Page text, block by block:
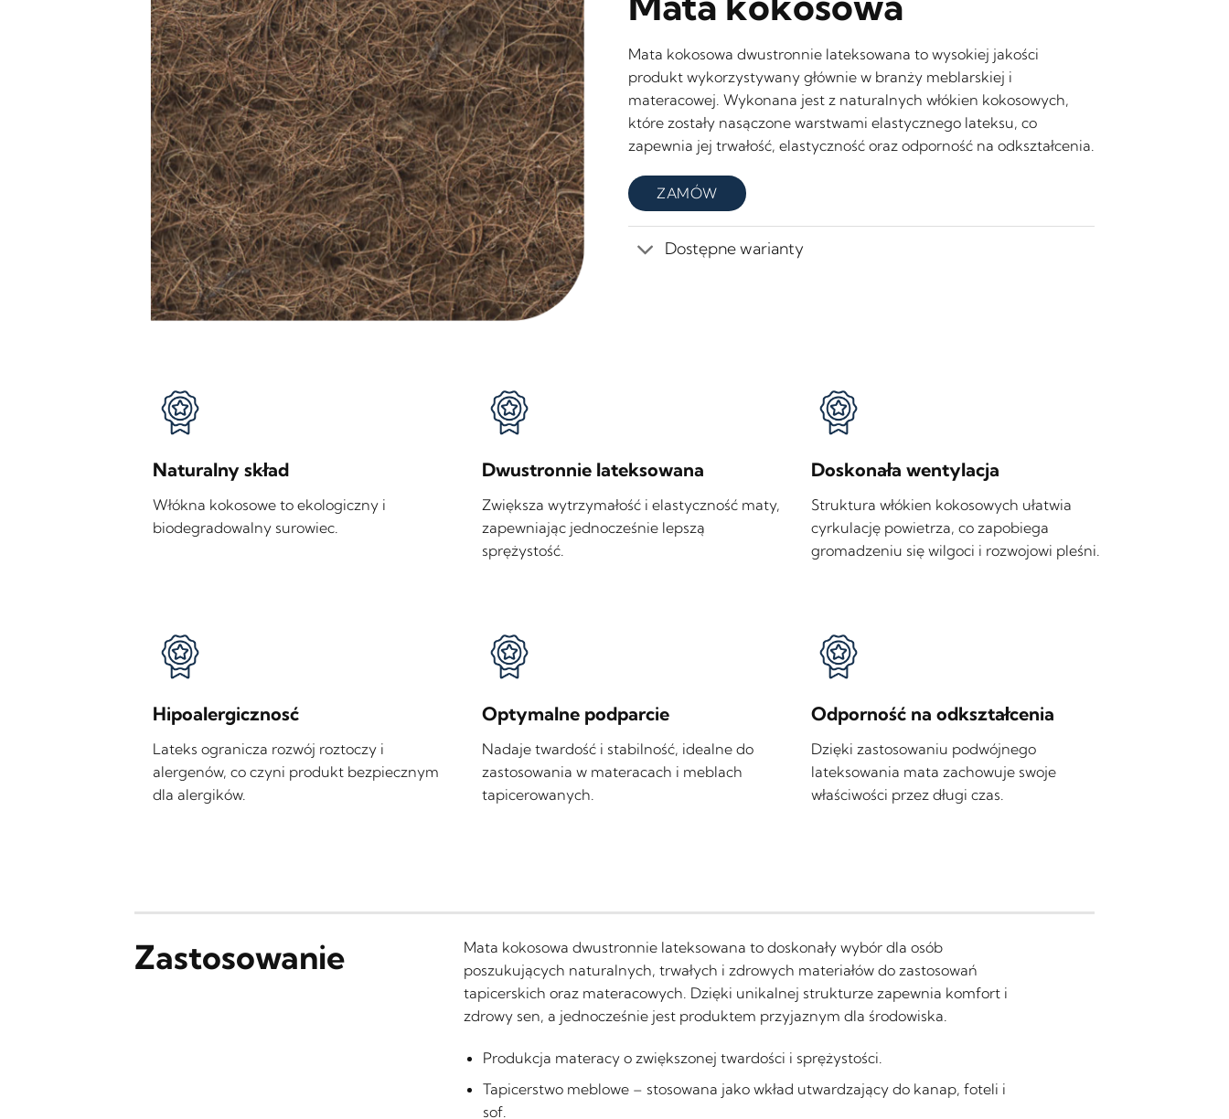
Mata kokosowa dwustronnie lateksowana to wysokiej jakości
produkt wykorzystywany głównie w branży meblarskiej i
materacowej. Wykonana jest z naturalnych włókien kokosowych,
które zostały nasączone warstwami elastycznego lateksu, co
zapewnia jej trwałość, elastyczność oraz odporność na odkształcenia.
ZAMÓW
Dostępne warianty
Naturalny skład
Włókna kokosowe to ekologiczny i
biodegradowalny surowiec.
Dwustronnie lateksowana
Zwiększa wytrzymałość i elastyczność maty,
zapewniając jednocześnie lepszą
sprężystość.
Doskonała wentylacja
Struktura włókien kokosowych ułatwia
cyrkulację powietrza, co zapobiega
gromadzeniu się wilgoci i rozwojowi pleśni.
Hipoalergicznosć
Lateks ogranicza rozwój roztoczy i
alergenów, co czyni produkt bezpiecznym
dla alergików.
Optymalne podparcie
Nadaje twardość i stabilność, idealne do
zastosowania w materacach i meblach
tapicerowanych.
Odporność na odkształcenia
Dzięki zastosowaniu podwójnego
lateksowania mata zachowuje swoje
właściwości przez długi czas.
Zastosowanie
Mata kokosowa dwustronnie lateksowana to doskonały wybór dla osób
poszukujących naturalnych, trwałych i zdrowych materiałów do zastosowań
tapicerskich oraz materacowych. Dzięki unikalnej strukturze zapewnia komfort i
zdrowy sen, a jednocześnie jest produktem przyjaznym dla środowiska.
Produkcja materacy o zwiększonej twardości i sprężystości.
Tapicerstwo meblowe – stosowana jako wkład utwardzający do kanap, foteli i
sof.